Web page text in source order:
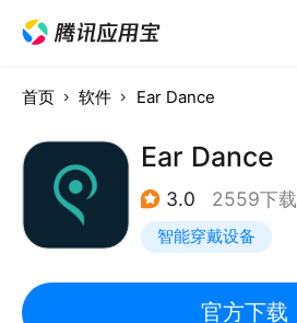
首页 软件 Ear Dance
Ear Dance
3.0 2559下载
智能穿戴设备
官方下载